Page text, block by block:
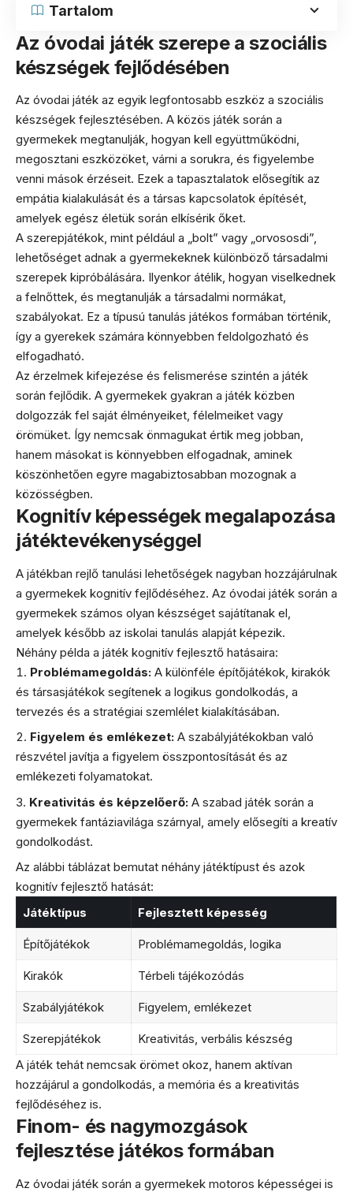
Tartalom
Az óvodai játék szerepe a szociális
készségek fejlődésében
Az óvodai játék az egyik legfontosabb eszköz a szociális
készségek fejlesztésében. A közös játék során a
gyermekek megtanulják, hogyan kell együttműködni,
megosztani eszközöket, várni a sorukra, és figyelembe
venni mások érzéseit. Ezek a tapasztalatok elősegítik az
empátia kialakulását és a társas kapcsolatok építését,
amelyek egész életük során elkísérik őket.
A szerepjátékok, mint például a „bolt” vagy „orvososdi”,
lehetőséget adnak a gyermekeknek különböző társadalmi
szerepek kipróbálására. Ilyenkor átélik, hogyan viselkednek
a felnőttek, és megtanulják a társadalmi normákat,
szabályokat. Ez a típusú tanulás játékos formában történik,
így a gyerekek számára könnyebben feldolgozható és
elfogadható.
Az érzelmek kifejezése és felismerése szintén a játék
során fejlődik. A gyermekek gyakran a játék közben
dolgozzák fel saját élményeiket, félelmeiket vagy
örömüket. Így nemcsak önmagukat értik meg jobban,
hanem másokat is könnyebben elfogadnak, aminek
köszönhetően egyre magabiztosabban mozognak a
közösségben.
Kognitív képességek megalapozása
játéktevékenységgel
A játékban rejlő tanulási lehetőségek nagyban hozzájárulnak
a gyermekek kognitív fejlődéséhez. Az óvodai játék során a
gyermekek számos olyan készséget sajátítanak el,
amelyek később az iskolai tanulás alapját képezik.
Néhány példa a játék kognitív fejlesztő hatásaira:
Problémamegoldás: A különféle építőjátékok, kirakók
és társasjátékok segítenek a logikus gondolkodás, a
tervezés és a stratégiai szemlélet kialakításában.
Figyelem és emlékezet: A szabályjátékokban való
részvétel javítja a figyelem összpontosítását és az
emlékezeti folyamatokat.
Kreativitás és képzelőerő: A szabad játék során a
gyermekek fantáziavilága szárnyal, amely elősegíti a kreatív
gondolkodást.
Az alábbi táblázat bemutat néhány játéktípust és azok
kognitív fejlesztő hatását:
Játéktípus
Fejlesztett képesség
Építőjátékok Problémamegoldás, logika
Kirakók Térbeli tájékozódás
Szabályjátékok Figyelem, emlékezet
Szerepjátékok
Kreativitás, verbális készség
A játék tehát nemcsak örömet okoz, hanem aktívan
hozzájárul a gondolkodás, a memória és a kreativitás
fejlődéséhez is.
Finom- és nagymozgások
fejlesztése játékos formában
Az óvodai játék során a gyermekek motoros képességei is